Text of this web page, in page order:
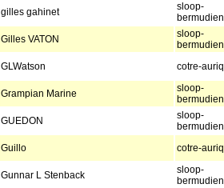
gilles gahinet
sloop-
bermudien
Gilles VATON
sloop-
bermudien
GLWatson cotre-
Grampian Marine
sloop-
bermudien
GUEDON
sloop-
bermudien
Guillo cotre-
Gunnar L Stenback
sloop-
bermudien